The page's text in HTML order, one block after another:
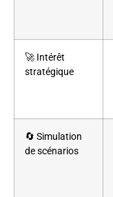
🚀 Intérêt
stratégique
🔄 Simulation
de scénarios